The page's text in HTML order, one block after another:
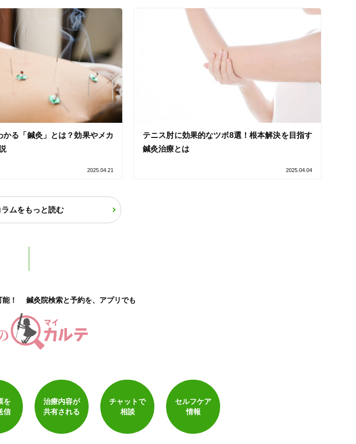
丁寧な説明 セルフケアアドバイス
経験豊富なスタッフ在籍
地域支援クーポン可
検索結果を見る
見た」
かる「鍼灸」とは？効果やメカ
2025.04.21
テニス肘に効果的なツボ8選！根本解決を目指す
鍼灸治療とは
2025.04.04
ラムをもっと読む
！ 鍼灸院検索と予約を、アプリでも
を
信
治療内容が
共有される
チャットで
相談
セルフケア
情報